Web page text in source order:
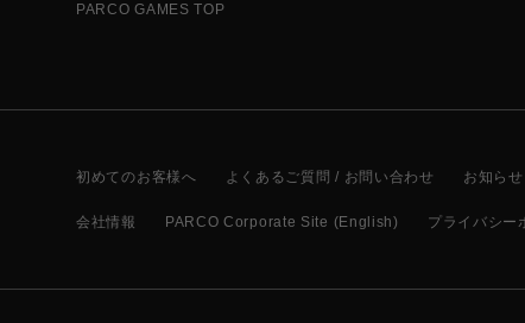
PARCO GAMES TOP
初めてのお客様へ よくあるご質問 / お問い合わせ お知らせ
会社情報 PARCO Corporate Site (English) プライバシー